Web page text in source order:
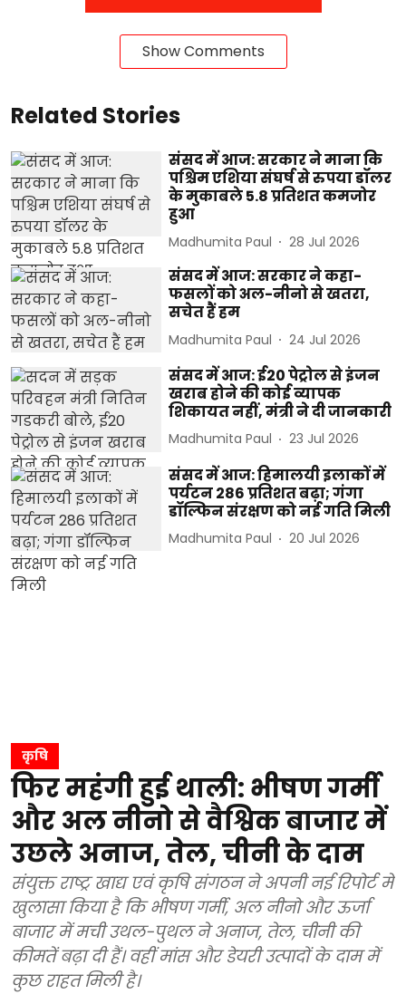
Show Comments
Related Stories
संसद में आज: सरकार ने माना कि
पश्चिम एशिया संघर्ष से रुपया डॉलर
के मुकाबले 5.8 प्रतिशत कमजोर
हुआ
Madhumita Paul 28 Jul 2026
संसद में आज: सरकार ने कहा-
फसलों को अल-नीनो से खतरा,
सचेत हैं हम
Madhumita Paul 24 Jul 2026
संसद में आज: ई20 पेट्रोल से इंजन
खराब होने की कोई व्यापक
शिकायत नहीं, मंत्री ने दी जानकारी
Madhumita Paul 23 Jul 2026
संसद में आज: हिमालयी इलाकों में
पर्यटन 286 प्रतिशत बढ़ा; गंगा
डॉल्फिन संरक्षण को नई गति मिली
Madhumita Paul 20 Jul 2026
कृषि
फिर महंगी हुई थाली: भीषण गर्मी
और अल नीनो से वैश्विक बाजार में
उछले अनाज, तेल, चीनी के दाम
संयुक्त राष्ट्र खाद्य एवं कृषि संगठन ने अपनी नई रिपोर्ट में
खुलासा किया है कि भीषण गर्मी, अल नीनो और ऊर्जा
बाजार में मची उथल-पुथल ने अनाज, तेल, चीनी की
कीमतें बढ़ा दी हैं। वहीं मांस और डेयरी उत्पादों के दाम में
कुछ राहत मिली है।